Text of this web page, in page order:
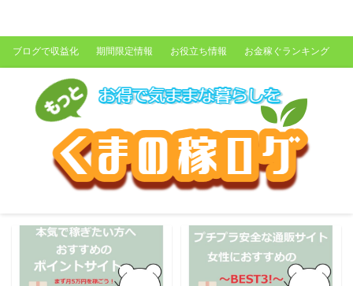
ブログで収益化 期間限定情報 お役立ち情報 お金稼ぐランキング